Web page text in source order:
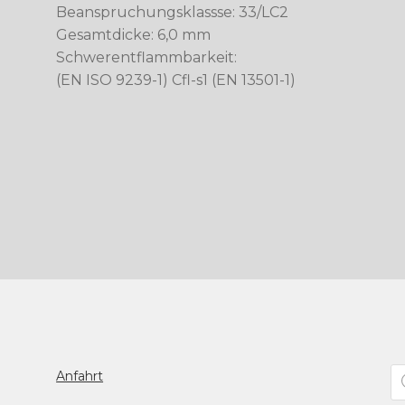
Beanspruchungsklassse: 33/LC2
Gesamtdicke: 6,0 mm
Schwerentflammbarkeit:
(EN ISO 9239-1) Cfl-s1 (EN 13501-1)
Anfahrt